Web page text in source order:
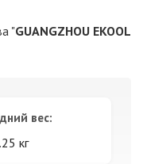
"GUANGZHOU EKOOL
вес:
кг